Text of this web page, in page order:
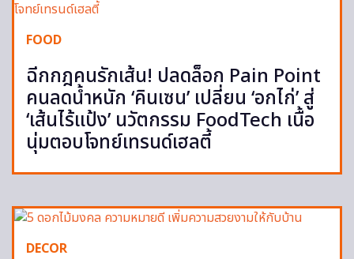
FOOD
ฉีกกฎคนรักเส้น! ปลดล็อก Pain Point
คนลดน้ำหนัก ‘คินเซน’ เปลี่ยน ‘อกไก่’ สู่
‘เส้นไร้แป้ง’ นวัตกรรม FoodTech เนื้อ
นุ่มตอบโจทย์เทรนด์เฮลตี้
DECOR